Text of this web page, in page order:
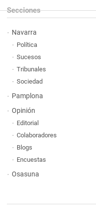
Secciones
Navarra
Política
Sucesos
Tribunales
Sociedad
Pamplona
Opinión
Editorial
Colaboradores
Blogs
Encuestas
Osasuna